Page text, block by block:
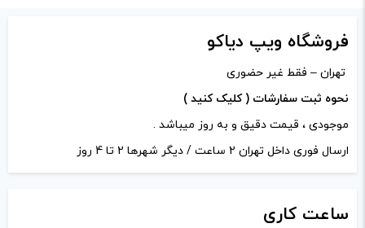
دیدگاه خود را بنویسید
امتیاز شما*
دیدگاه شما *
فروشگاه ویپ دیاکو
تهران – فقط غیر حضوری
نحوه ثبت سفارشات ( کلیک کنید )
موجودی ، قیمت دقیق و به روز میباشد .
ارسال فوری داخل تهران 2 ساعت / دیگر شهرها 2 تا 4 روز
ساعت کاری